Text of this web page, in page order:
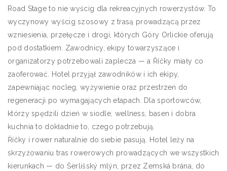
Road Stage to nie wyścig dla rekreacyjnych rowerzystów. To
wyczynowy wyścig szosowy z trasą prowadzącą przez
wzniesienia, przełęcze i drogi, których Góry Orlickie oferują
pod dostatkiem. Zawodnicy, ekipy towarzyszące i
organizatorzy potrzebowali zaplecza — a Říčky miały co
zaoferować. Hotel przyjął zawodników i ich ekipy,
zapewniając nocleg, wyżywienie oraz przestrzeń do
regeneracji po wymagających etapach. Dla sportowców,
którzy spędzili dzień w siodle, wellness, basen i dobra
kuchnia to dokładnie to, czego potrzebują.
Říčky i rower naturalnie do siebie pasują. Hotel leży na
skrzyżowaniu tras rowerowych prowadzących we wszystkich
kierunkach — do Šerlišský mlýn, przez Zemská brána, do